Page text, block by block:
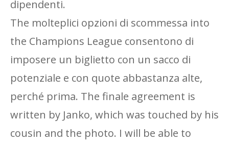
dipendenti.
The molteplici opzioni di scommessa into
the Champions League consentono di
imposere un biglietto con un sacco di
potenziale e con quote abbastanza alte,
perché prima. The finale agreement is
written by Janko, which was touched by his
cousin and the photo. I will be able to